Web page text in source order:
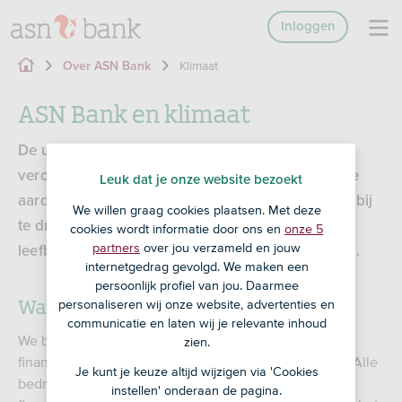
Inloggen
Over ASN Bank Klimaat
ASN Bank en klimaat
De uitstoot van broeikasgassen, waaronder CO
,
veroorzaakt de huidige, snelle opwarming van de
aarde. Wij vinden het belangrijk er maximaal aan bij
te dragen dat die uitstoot vermindert – voor een
leefbare wereld voor ons en volgende generaties.
Wat wij doen
We beperken de CO
-uitstoot waarvoor onze
financieringen en beleggingen verantwoordelijk zijn. Alle
bedrijven en projecten waarin we beleggen of die we
Leuk dat je onze website bezoekt
We willen graag cookies plaatsen. Met deze
cookies wordt informatie door ons en onze 5
partners over jou verzameld en jouw
internetgedrag gevolgd. We maken een
persoonlijk profiel van jou. Daarmee
personaliseren wij onze website, advertenties en
communicatie en laten wij je relevante inhoud
zien.
Je kunt je keuze altijd wijzigen via 'Cookies
instellen' onderaan de pagina.